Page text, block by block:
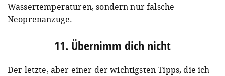
Wassertemperaturen, sondern nur falsche
Neoprenanzüge.
11. Übernimm dich nicht
Der letzte, aber einer der wichtigsten Tipps, die ich